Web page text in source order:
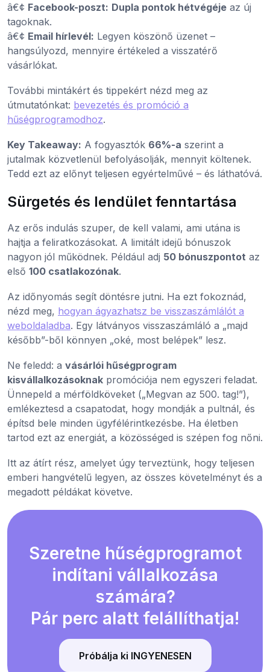
â€¢ Facebook-poszt: Dupla pontok hétvégéje az új
tagoknak.
â€¢ Email hírlevél: Legyen köszönő üzenet –
hangsúlyozd, mennyire értékeled a visszatérő
vásárlókat.
További mintákért és tippekért nézd meg az
útmutatónkat: bevezetés és promóció a
hűségprogramodhoz.
Key Takeaway: A fogyasztók 66%-a szerint a
jutalmak közvetlenül befolyásolják, mennyit költenek.
Tedd ezt az előnyt teljesen egyértelművé – és láthatóvá.
Sürgetés és lendület fenntartása
Az erős indulás szuper, de kell valami, ami utána is
hajtja a feliratkozásokat. A limitált idejű bónuszok
nagyon jól működnek. Például adj 50 bónuszpontot az
első 100 csatlakozónak.
Az időnyomás segít döntésre jutni. Ha ezt fokoznád,
nézd meg, hogyan ágyazhatsz be visszaszámlálót a
weboldaladba. Egy látványos visszaszámláló a „majd
később”-ből könnyen „oké, most belépek” lesz.
Ne feledd: a vásárlói hűségprogram
kisvállalkozásoknak promóciója nem egyszeri feladat.
Ünnepeld a mérföldköveket („Megvan az 500. tag!”),
emlékeztesd a csapatodat, hogy mondják a pultnál, és
építsd bele minden ügyfélérintkezésbe. Ha életben
tartod ezt az energiát, a közösséged is szépen fog nőni.
Itt az átírt rész, amelyet úgy terveztünk, hogy teljesen
emberi hangvételű legyen, az összes követelményt és a
megadott példákat követve.
Szeretne hűségprogramot
indítani vállalkozása
számára?
Pár perc alatt felállíthatja!
Próbálja ki INGYENESEN